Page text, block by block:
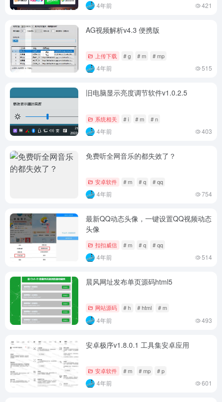
4年前 421
AG视频解析v4.3 便携版
上传下载 # g # m # mp
4年前 515
旧电脑显示亮度调节软件v1.0.2.5
系统相关 # i # m # n
4年前 403
免费听全网音乐的都失效了？
安卓软件 # m # q # qq
4年前 754
最新QQ动态头像，一键设置QQ视频动态
头像
扣扣威信 # m # q # qq
4年前 514
晨风网址发布单页源码html5
网站源码 # h # html # m
4年前 493
安卓极序v1.8.0.1 工具集安卓应用
安卓软件 # m # mp # p
4年前 601